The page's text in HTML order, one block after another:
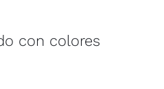
con colores